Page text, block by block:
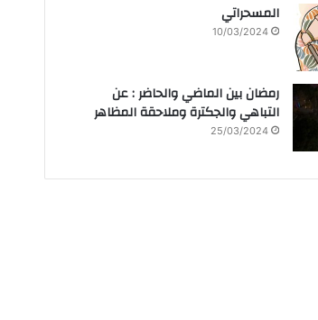
المسحراتي
10/03/2024
رمضان بين الماضي والحاضر : عن
التباهي والجكترة وملاحقة المظاهر
25/03/2024